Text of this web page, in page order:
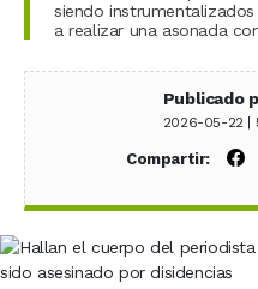
siendo
a realizar una asonada
Publicado
2026-05-22 |
Compartir: